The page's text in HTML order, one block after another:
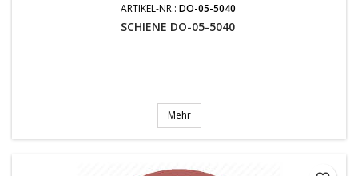
ARTIKEL-NR.: DO-05-5040
SCHIENE DO-05-5040
Mehr